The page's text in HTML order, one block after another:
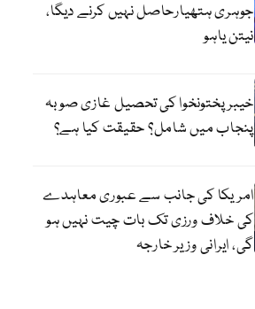
جوہری ہتھیارحاصل نہیں کرنے دیگا،
نیتن یاہو
خیبر پختونخوا کی تحصیل غازی صوبہ
پنجاب میں شامل؟ حقیقت کیا ہے؟
امریکا کی جانب سے عبوری معاہدے
کی خلاف ورزی تک بات چیت نہیں ہو
گی، ایرانی وزیر خارجہ